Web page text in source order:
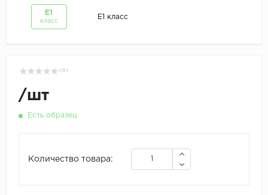
E1
класс
E1 класс
( 0 )
/шт
Есть образец
Количество товара: